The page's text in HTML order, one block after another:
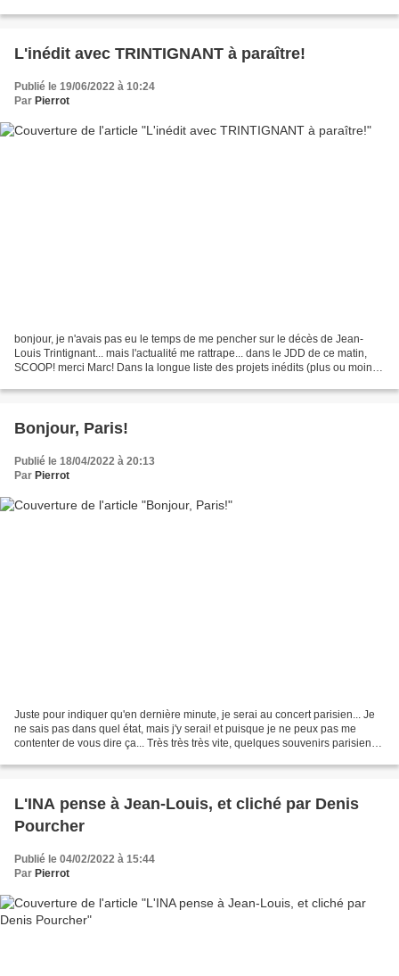
L'inédit avec TRINTIGNANT à paraître!
Publié le 19/06/2022 à 10:24
Par Pierrot
bonjour, je n'avais pas eu le temps de me pencher sur le décès de Jean-
Louis Trintignant... mais l'actualité me rattrape... dans le JDD de ce matin,
SCOOP! merci Marc! Dans la longue liste des projets inédits (plus ou moins)
Bonjour, Paris!
Publié le 18/04/2022 à 20:13
Par Pierrot
Juste pour indiquer qu'en dernière minute, je serai au concert parisien... Je
ne sais pas dans quel état, mais j'y serai! et puisque je ne peux pas me
contenter de vous dire ça... Très très très vite, quelques souvenirs parisiens:
L'INA pense à Jean-Louis, et cliché par Denis
Pourcher
Publié le 04/02/2022 à 15:44
Par Pierrot